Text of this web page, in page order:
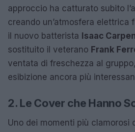
approccio ha catturato subito
creando un’atmosfera elettrica
il nuovo batterista Isaac
sostituito il veterano Frank
ventata di freschezza al
esibizione ancora più
2. Le Cover che Hanno
Uno dei momenti più clamorosi